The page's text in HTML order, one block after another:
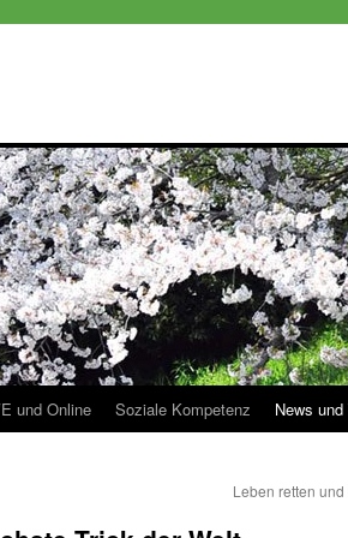
und Online Soziale Kompetenz News und
Leben retten